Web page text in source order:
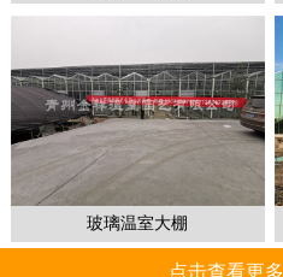
玻璃温室大棚
点击查看更